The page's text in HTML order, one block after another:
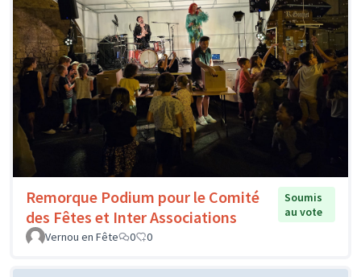
Remorque Podium pour le Comité
des Fêtes et Inter Associations
Soumis
au vote
Vernou en Fête
0 0